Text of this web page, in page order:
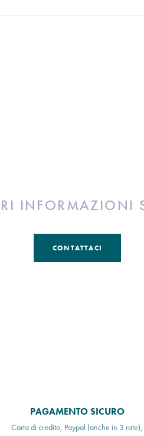
INFORMAZIONI
CONTATTACI
PAGAMENTO SICURO
Carta di credito, Paypal (anche in 3 rate),